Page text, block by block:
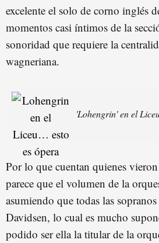
excelente el solo de corno inglés
momentos casi íntimos de la
sonoridad que requiere la
wagneriana.
'Lohengrin' en el
Por lo que cuentan quienes
parece que el volumen de la
asumiendo que todas las
Davidsen, lo cual es mucho
podido ser ella la titular de la